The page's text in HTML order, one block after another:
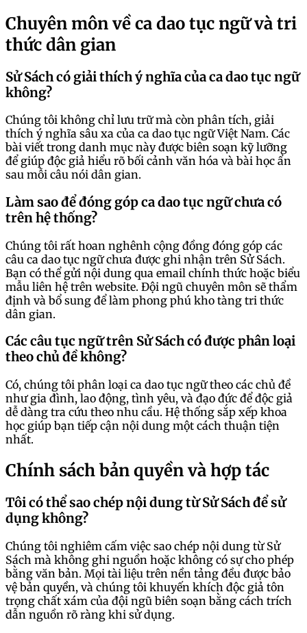
Chuyên môn về ca dao tục ngữ và tri
thức dân gian
Sử Sách có giải thích ý nghĩa của ca dao tục ngữ
không?
Chúng tôi không chỉ lưu trữ mà còn phân tích, giải
thích ý nghĩa sâu xa của ca dao tục ngữ Việt Nam. Các
bài viết trong danh mục này được biên soạn kỹ lưỡng
để giúp độc giả hiểu rõ bối cảnh văn hóa và bài học ẩn
sau mỗi câu nói dân gian.
Làm sao để đóng góp ca dao tục ngữ chưa có
trên hệ thống?
Chúng tôi rất hoan nghênh cộng đồng đóng góp các
câu ca dao tục ngữ chưa được ghi nhận trên Sử Sách.
Bạn có thể gửi nội dung qua email chính thức hoặc biểu
mẫu liên hệ trên website. Đội ngũ chuyên môn sẽ thẩm
định và bổ sung để làm phong phú kho tàng tri thức
dân gian.
Các câu tục ngữ trên Sử Sách có được phân loại
theo chủ đề không?
Có, chúng tôi phân loại ca dao tục ngữ theo các chủ đề
như gia đình, lao động, tình yêu, và đạo đức để độc giả
dễ dàng tra cứu theo nhu cầu. Hệ thống sắp xếp khoa
học giúp bạn tiếp cận nội dung một cách thuận tiện
nhất.
Chính sách bản quyền và hợp tác
Tôi có thể sao chép nội dung từ Sử Sách để sử
dụng không?
Chúng tôi nghiêm cấm việc sao chép nội dung từ Sử
Sách mà không ghi nguồn hoặc không có sự cho phép
bằng văn bản. Mọi tài liệu trên nền tảng đều được bảo
vệ bản quyền, và chúng tôi khuyến khích độc giả tôn
trọng chất xám của đội ngũ biên soạn bằng cách trích
dẫn nguồn rõ ràng khi sử dụng.